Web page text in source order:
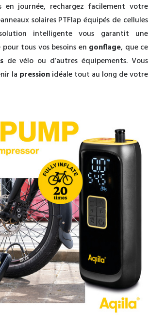
en journée, rechargez facilement votre
solaires PTFlap équipés de cellules
intelligente vous garantit une
tous vos besoins en gonflage, que ce
de vélo ou d’autres équipements. Vous
la pressionidéale tout au long de votre